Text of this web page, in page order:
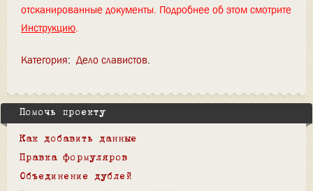
отсканированные документы. Подробнее об этом смотрите
Инструкцию.
Категория: Дело славистов
Помочь проекту
Как добавить данные
Правка формуляров
Объединение дублей